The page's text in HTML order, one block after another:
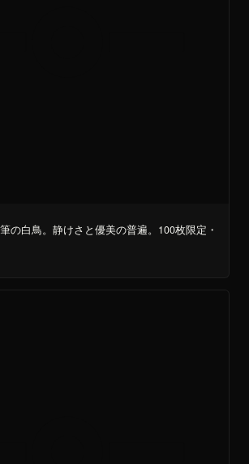
の白鳥。静けさと優美の普遍。100枚限定・